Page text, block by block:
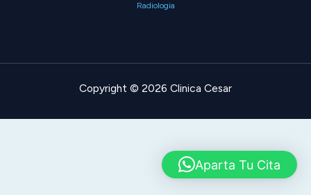
Radiologia
Copyright © 2026 Clinica Cesar
Aparta Tu Cita